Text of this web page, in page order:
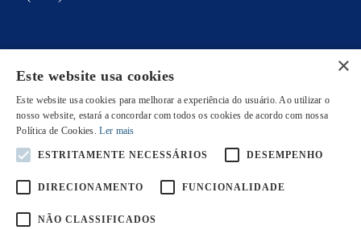
A MINHA CONTA
As minhas encomendas
×
Este website usa cookies
Este website usa cookies para melhorar a experiência do usuário. Ao utilizar o
nosso website, estará a concordar com todos os cookies de acordo com nossa
Política de Cookies.Ler mais
ESTRITAMENTE NECESSÁRIOS DESEMPENHO
DIRECIONAMENTO FUNCIONALIDADE
NÃO CLASSIFICADOS